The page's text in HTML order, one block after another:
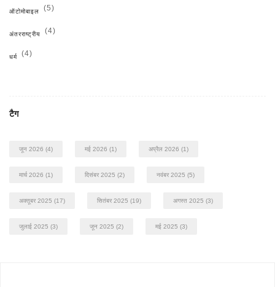
ऑटोमोबाइल (5)
अंतरराष्ट्रीय (4)
धर्म (4)
टैग
जून 2026 (4) मई 2026 (1) अप्रैल 2026 (1)
मार्च 2026 (1) दिसंबर 2025 (2) नवंबर 2025 (5)
अक्तूबर 2025 (17) सितंबर 2025 (19) अगस्त 2025 (3)
जुलाई 2025 (3) जून 2025 (2) मई 2025 (3)